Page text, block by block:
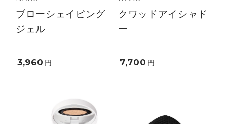
ブローシェイピング
ジェル
3,960 円
クワッドアイシャド
ー
7,700 円